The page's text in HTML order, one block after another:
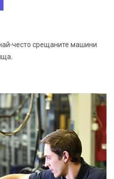
често срещаните машини